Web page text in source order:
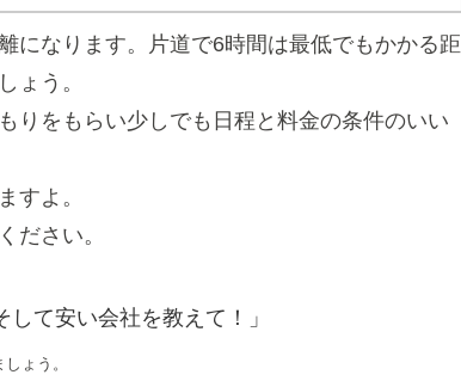
になります。片道で6時間は最低でもかかる距
ょう。
りをもらい少しでも日程と料金の条件のいい
すよ。
ださい。
て安い会社を教えて！」
ょう。